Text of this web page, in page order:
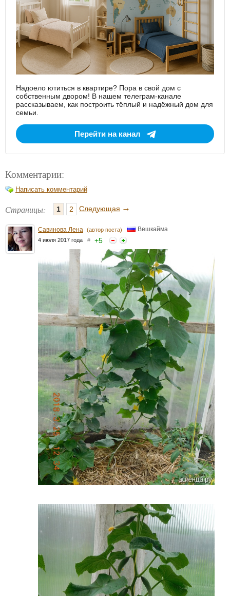
Надоело ютиться в квартире? Пора в свой дом с
собственным двором! В нашем телеграм-канале
рассказываем, как построить тёплый и надёжный дом для
семьи.
Перейти на канал
Комментарии:
Написать комментарий
Страницы: 1 2 Следующая →
Савинова Лена (автор поста) Вешкайма
4 июля 2017 года # +5